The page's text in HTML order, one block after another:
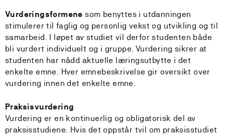
Vurderingsformene som benyttes i utdanningen
stimulerer til faglig og personlig vekst og utvikling og til
samarbeid. I løpet av studiet vil derfor studenten både
bli vurdert individuelt og i gruppe. Vurdering sikrer at
studenten har nådd aktuelle læringsutbytte i det
enkelte emne. Hver emnebeskrivelse gir oversikt over
vurdering innen det enkelte emne.
Praksisvurdering
Vurdering er en kontinuerlig og obligatorisk del av
praksisstudiene. Hvis det oppstår tvil om praksisstudiet